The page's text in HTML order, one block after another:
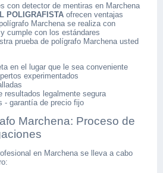
con detector de mentiras en Marchena
POLIGRAFISTA ofrecen ventajas
Marchena se realiza con
cumple con los estándares
prueba de polígrafo Marchena usted
en el lugar que le sea conveniente
experimentados
resultados legalmente segura
- garantía de precio fijo
Marchena: Proceso de
en Marchena se lleva a cabo